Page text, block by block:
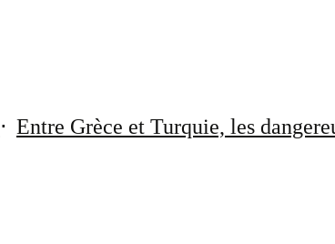
Entre Grèce et Turquie, les